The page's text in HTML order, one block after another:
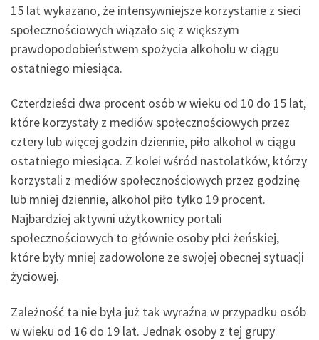
15 lat wykazano, że intensywniejsze korzystanie z sieci
społecznościowych wiązało się z większym
prawdopodobieństwem spożycia alkoholu w ciągu
ostatniego miesiąca.
Czterdzieści dwa procent osób w wieku od 10 do 15 lat,
które korzystały z mediów społecznościowych przez
cztery lub więcej godzin dziennie, piło alkohol w ciągu
ostatniego miesiąca. Z kolei wśród nastolatków, którzy
korzystali z mediów społecznościowych przez godzinę
lub mniej dziennie, alkohol piło tylko 19 procent.
Najbardziej aktywni użytkownicy portali
społecznościowych to głównie osoby płci żeńskiej,
które były mniej zadowolone ze swojej obecnej sytuacji
życiowej.
Zależność ta nie była już tak wyraźna w przypadku osób
w wieku od 16 do 19 lat. Jednak osoby z tej grupy